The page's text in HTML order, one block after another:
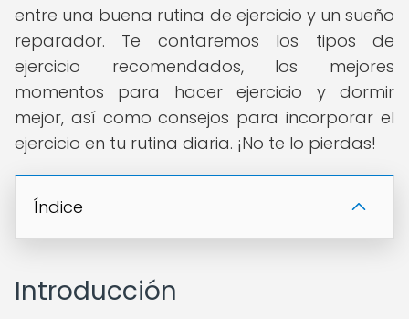
entre una buena rutina de ejercicio y un sueño
reparador. Te contaremos los tipos de
ejercicio recomendados, los mejores
momentos para hacer ejercicio y dormir
mejor, así como consejos para incorporar el
ejercicio en tu rutina diaria. ¡No te lo pierdas!
Índice
Introducción